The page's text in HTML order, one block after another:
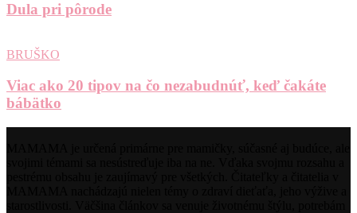
Dula pri pôrode
BRUŠKO
Viac ako 20 tipov na čo nezabudnúť, keď čakáte
bábätko